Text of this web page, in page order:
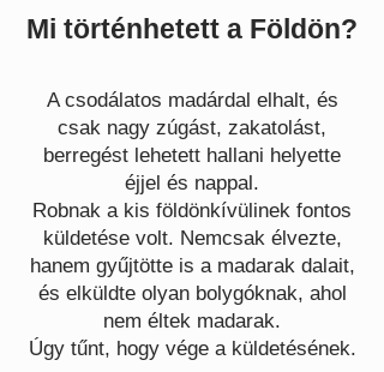
Mi történhetett a Földön?
A csodálatos madárdal elhalt, és
csak nagy zúgást, zakatolást,
berregést lehetett hallani helyette
éjjel és nappal.
Robnak a kis földönkívülinek fontos
küldetése volt. Nemcsak élvezte,
hanem gyűjtötte is a madarak dalait,
és elküldte olyan bolygóknak, ahol
nem éltek madarak.
Úgy tűnt, hogy vége a küldetésének.